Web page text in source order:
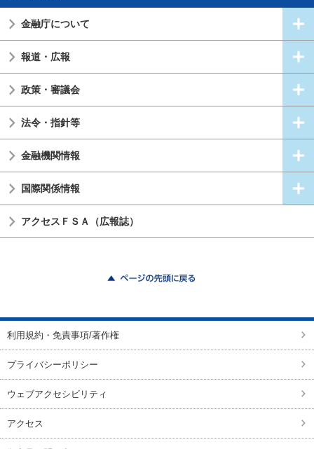
金融庁について
報道・広報
政策・審議会
法令・指針等
金融機関情報
国際関係情報
アクセスＦＳＡ（広報誌）
利用規約・免責事項/著作権
プライバシーポリシー
ウェブアクセシビリティ
アクセス